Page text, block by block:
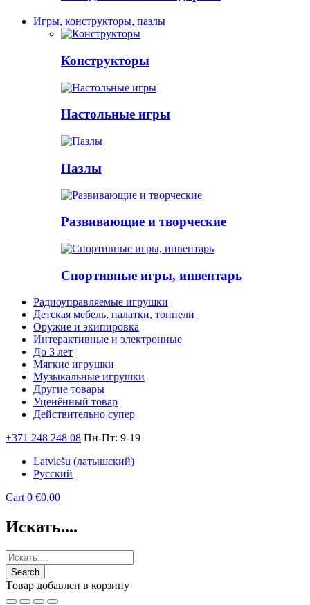
Игры, конструкторы, пазлы
Конструкторы
Настольные игры
Пазлы
Развивающие и творческие
Спортивные игры, инвентарь
Радиоуправляемые игрушки
Детская мебель, палатки, тоннели
Оружие и экипировка
Интерактивные и электронные
До 3 лет
Мягкие игрушки
Музыкальные игрушки
Другие товары
Уценённый товар
Действительно супер
+371 248 248 08 Пн-Пт: 9-19
Latviešu (латышский)
Русский
Cart 0 €0.00
Искать....
Tовар добавлен в корзину